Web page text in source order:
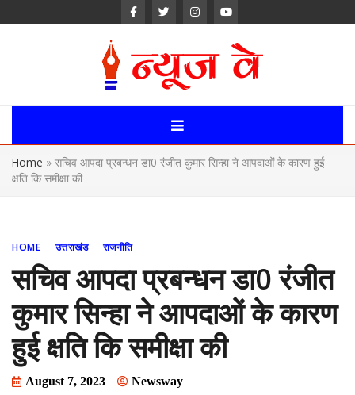
News Way:
Uttarakhand,
Uttar Pardesh,
Portal
Home » सचिव आपदा प्रबन्धन डा0 रंजीत कुमार सिन्हा ने आपदाओं के कारण हुई
क्षति कि समीक्षा की
HOME उत्तराखंड राजनीति
सचिव आपदा प्रबन्धन डा0 रंजीत
कुमार सिन्हा ने आपदाओं के कारण
हुई क्षति कि समीक्षा की
August 7, 2023 Newsway